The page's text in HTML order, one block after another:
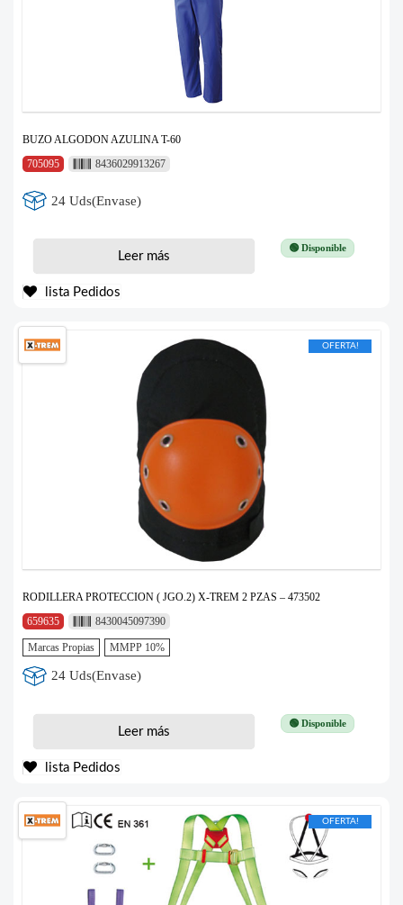
BUZO ALGODON AZULINA T-60
705095
8436029913267
24 Uds(Envase)
🟢 Disponible
Leer más
lista Pedidos
OFERTA!
RODILLERA PROTECCION ( JGO.2) X-TREM 2 PZAS – 473502
659635
8430045097390
Marcas Propias MMPP 10%
24 Uds(Envase)
🟢 Disponible
Leer más
lista Pedidos
OFERTA!